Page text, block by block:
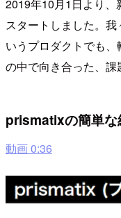
2019年10月1日より
スタートしました。
いうプロダクトでも
の中で向き合った、課
prismatixの簡単な
動画 0:36